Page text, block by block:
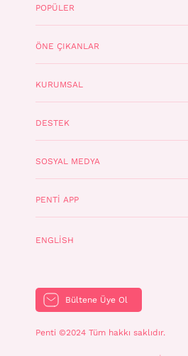
POPÜLER
ÖNE ÇIKANLAR
KURUMSAL
DESTEK
SOSYAL MEDYA
PENTI APP
ENGLISH
Bültene Üye Ol
Penti ©2024 Tüm hakkı saklıdır.